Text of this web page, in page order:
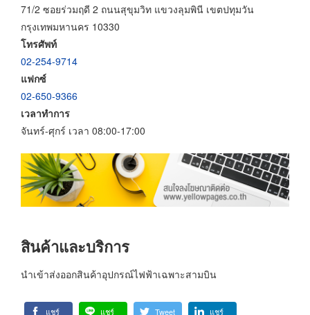
71/2 ซอยร่วมฤดี 2 ถนนสุขุมวิท แขวงลุมพินี เขตปทุมวัน
กรุงเทพมหานคร 10330
โทรศัพท์
02-254-9714
แฟกซ์
02-650-9366
เวลาทำการ
จันทร์-ศุกร์ เวลา 08:00-17:00
สินค้าและบริการ
นำเข้าส่งออกสินค้าอุปกรณ์ไฟฟ้าเฉพาะสามบิน
แชร์ แชร์ Tweet แชร์